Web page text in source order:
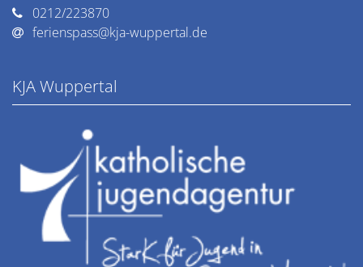
0212/223870
ferienspass@kja-wuppertal.de
KJA Wuppertal